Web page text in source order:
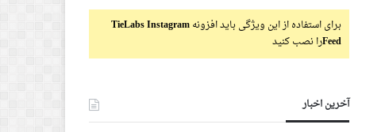
برای استفاده از این ویژگی باید افزونهTieLabs Instagram
Feedرا نصب کنید
آخرین اخبار